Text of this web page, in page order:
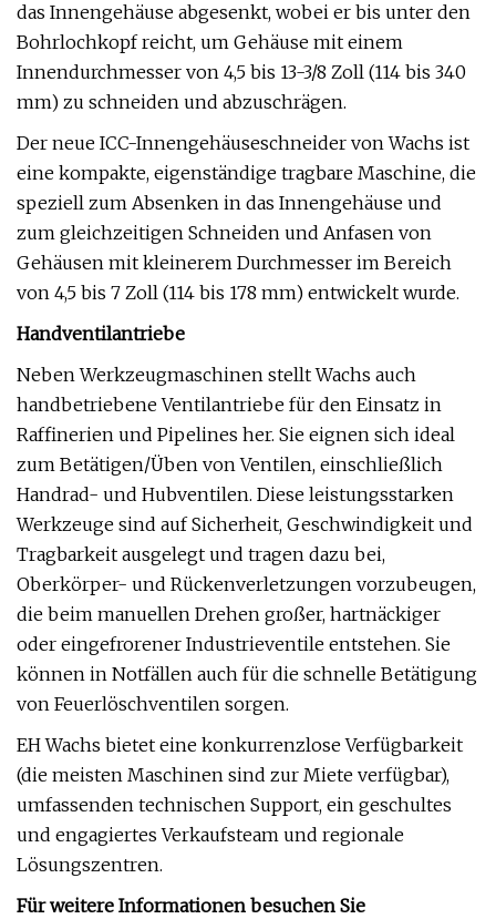
das Innengehäuse abgesenkt, wobei er bis unter den
Bohrlochkopf reicht, um Gehäuse mit einem
Innendurchmesser von 4,5 bis 13-3/8 Zoll (114 bis 340
mm) zu schneiden und abzuschrägen.
Der neue ICC-Innengehäuseschneider von Wachs ist
eine kompakte, eigenständige tragbare Maschine, die
speziell zum Absenken in das Innengehäuse und
zum gleichzeitigen Schneiden und Anfasen von
Gehäusen mit kleinerem Durchmesser im Bereich
von 4,5 bis 7 Zoll (114 bis 178 mm) entwickelt wurde.
Handventilantriebe
Neben Werkzeugmaschinen stellt Wachs auch
handbetriebene Ventilantriebe für den Einsatz in
Raffinerien und Pipelines her. Sie eignen sich ideal
zum Betätigen/Üben von Ventilen, einschließlich
Handrad- und Hubventilen. Diese leistungsstarken
Werkzeuge sind auf Sicherheit, Geschwindigkeit und
Tragbarkeit ausgelegt und tragen dazu bei,
Oberkörper- und Rückenverletzungen vorzubeugen,
die beim manuellen Drehen großer, hartnäckiger
oder eingefrorener Industrieventile entstehen. Sie
können in Notfällen auch für die schnelle Betätigung
von Feuerlöschventilen sorgen.
EH Wachs bietet eine konkurrenzlose Verfügbarkeit
(die meisten Maschinen sind zur Miete verfügbar),
umfassenden technischen Support, ein geschultes
und engagiertes Verkaufsteam und regionale
Lösungszentren.
Für weitere Informationen besuchen Sie